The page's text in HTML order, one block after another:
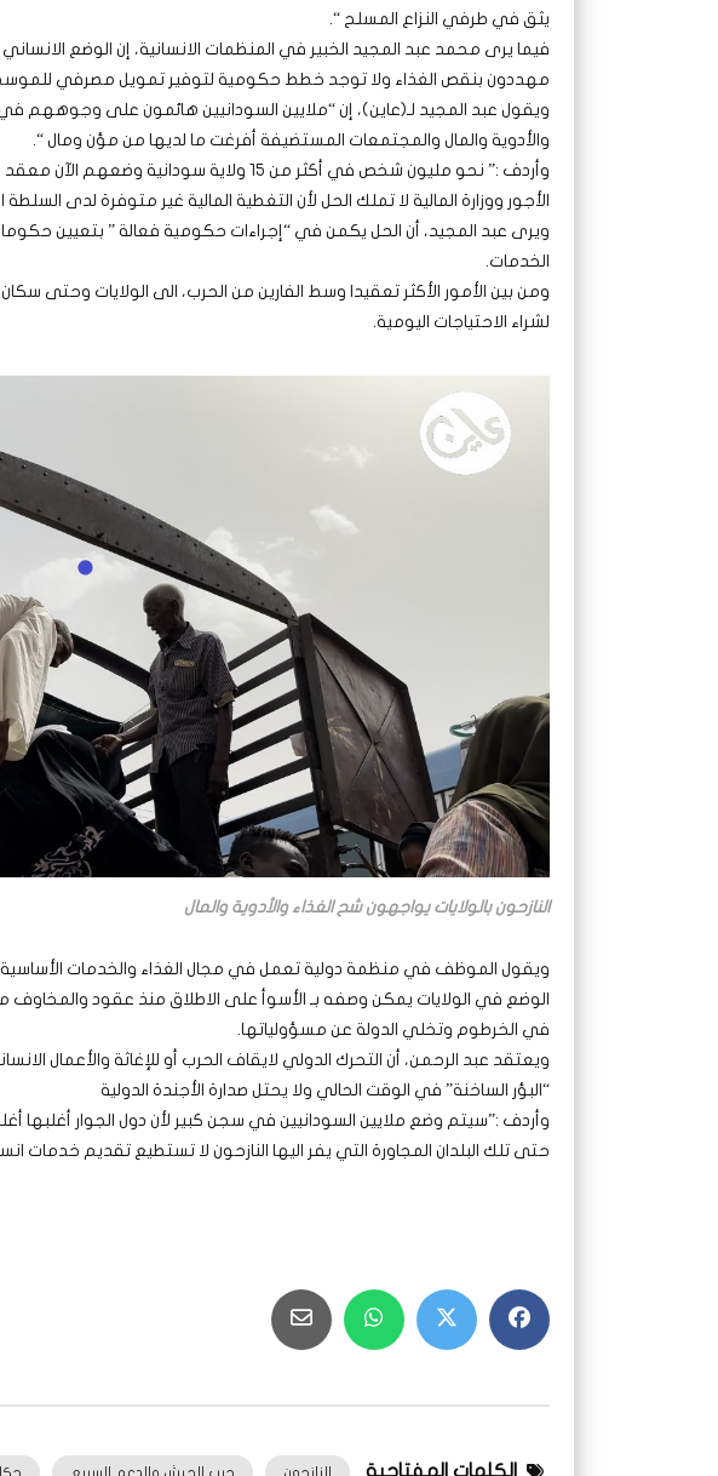
يثق في طرفي النزاع المسلح “.
فيما يرى محمد عبد المجيد الخبير في المنظمات الانسانية، إن الوضع الانساني
مهددون بنقص الغذاء ولا توجد خطط حكومية لتوفير تمويل مصرفي للموسم
ويقول عبد المجيد لـ(عاين)، إن “ملايين السودانيين هائمون على وجوههم
والأدوية والمال والمجتمعات المستضيفة أفرغت ما لديها من مؤن ومال “.
وأردف :” نحو مليون شخص في أكثر من 15 ولاية
الأجور ووزارة المالية لا تملك الحل لأن التغطية المالية غير متوفرة لدى السلطة
ويرى عبد المجيد، أن الحل يكمن في “إجراءات حكومية فعالة ” بتعيين
الخدمات.
ومن بين الأمور الأكثر تعقيدا وسط الفارين من الحرب، الى الولايات وحتى
لشراء الاحتياجات اليومية.
النازحون بالولايات يواجهون شح الغذاء والأدوية والمال
ويقول الموظف في منظمة دولية تعمل في مجال الغذاء والخدمات الأساسية
الوضع في الولايات يمكن وصفه بـ الأسوأ على الاطلاق منذ عقود والمخاوف
في الخرطوم وتخلي الدولة عن مسؤولياتها.
ويعتقد عبد الرحمن، أن التحرك الدولي لايقاف الحرب أو للإغاثة والأعمال
“البؤر الساخنة” في الوقت الحالي ولا يحتل صدارة الأجندة الدولية
وأردف :”سيتم وضع ملايين السودانيين في سجن كبير لأن دول الجوار أغلبها
حتى تلك البلدان المجاورة التي يفر اليها النازحون لا تستطيع تقديم خدمات
الكلمات المفتاحية النازحون حرب الجيش والدعم السريع